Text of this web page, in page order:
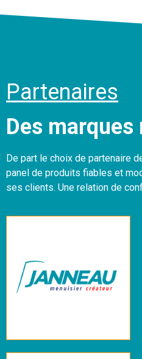
Partenaires
Des
De part le choix de partenaire
panel de produits fiables et
ses clients. Une relation de